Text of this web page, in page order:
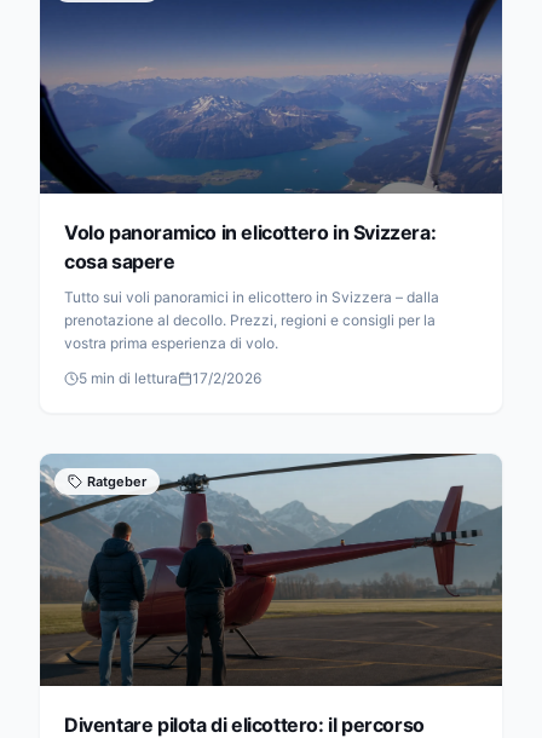
Volo panoramico in elicottero in Svizzera:
cosa sapere
Tutto sui voli panoramici in elicottero in Svizzera – dalla
prenotazione al decollo. Prezzi, regioni e consigli per la
vostra prima esperienza di volo.
5 min di lettura 17/2/2026
Ratgeber
Diventare pilota di elicottero: il percorso